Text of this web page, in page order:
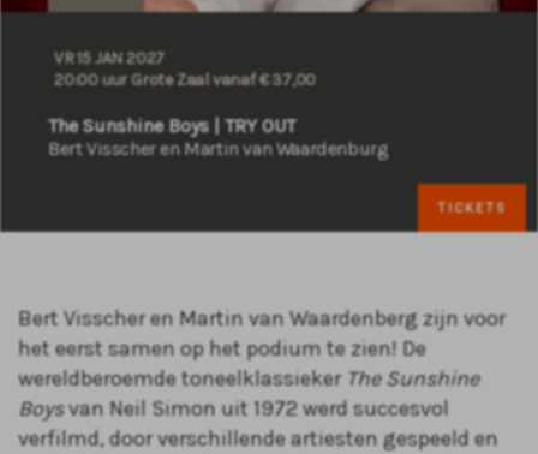
The Sunshine Boys | TRY OUT
Bert Visscher en Martin van Waardenburg
VR 15 JAN 2027
20:00 uur Grote Zaal vanaf € 37,00
TICKETS
Bert Visscher en Martin van Waardenberg zijn voor
het eerst samen op het podium te zien! De
wereldberoemde toneelklassieker The Sunshine
Boysvan Neil Simon uit 1972 werd succesvol
verfilmd, door verschillende artiesten gespeeld en